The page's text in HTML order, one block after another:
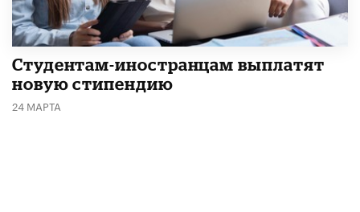
Студентам-иностранцам выплатят
новую стипендию
24 МАРТА